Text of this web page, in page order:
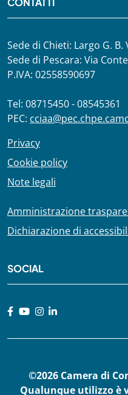
Sede di Chieti: Largo G. B.
Sede di Pescara: Via
P.IVA: 02558590697
Tel: 08715450 - 08545361
PEC:
Privacy
Cookie policy
Note legali
Amministrazione
Dichiarazione di
SOCIAL
©2026 Camera di
Qualunque utilizzo è